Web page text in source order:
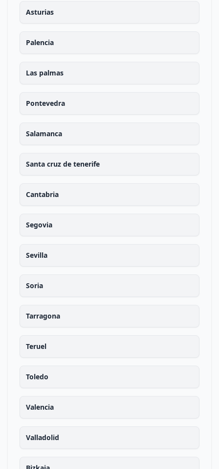
Asturias
Palencia
Las palmas
Pontevedra
Salamanca
Santa cruz de tenerife
Cantabria
Segovia
Sevilla
Soria
Tarragona
Teruel
Toledo
Valencia
Valladolid